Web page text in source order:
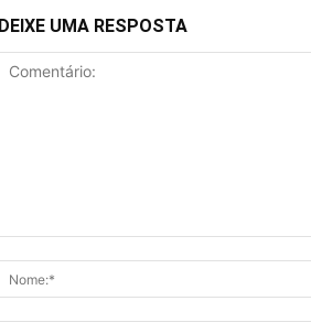
DEIXE UMA RESPOSTA